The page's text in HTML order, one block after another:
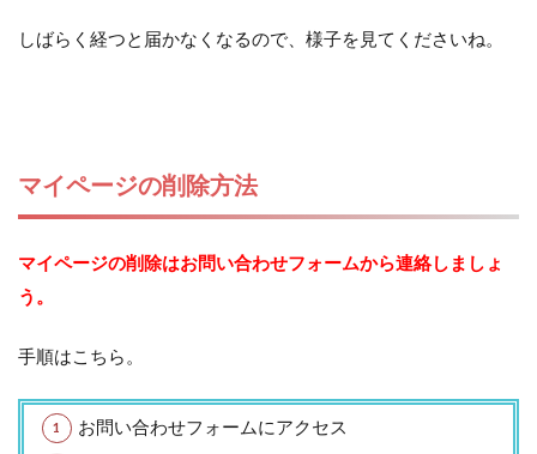
しばらく経つと届かなくなるので、様子を見てくださいね。
マイページの削除方法
マイページの削除はお問い合わせフォームから連絡しましょ
う。
手順はこちら。
お問い合わせフォームにアクセス